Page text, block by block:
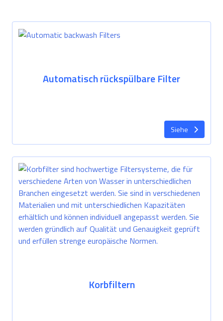
Automatisch rückspülbare Filter
Siehe
Korbfiltern